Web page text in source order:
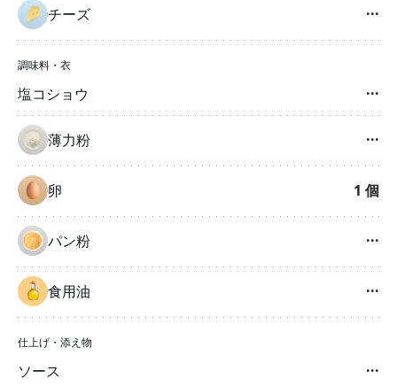
チーズ ···
調味料・衣
塩コショウ ···
薄力粉 ···
卵 1 個
パン粉 ···
食用油 ···
仕上げ・添え物
ソース ···